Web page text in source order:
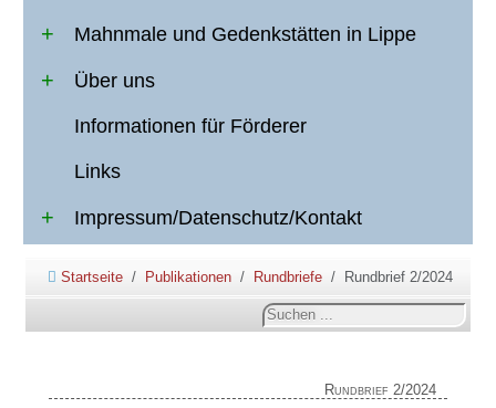
Mahnmale und Gedenkstätten in Lippe
Über uns
Informationen für Förderer
Links
Impressum/Datenschutz/Kontakt
Startseite Publikationen Rundbriefe Rundbrief 2/2024
Suchen
...
Rundbrief 2/2024